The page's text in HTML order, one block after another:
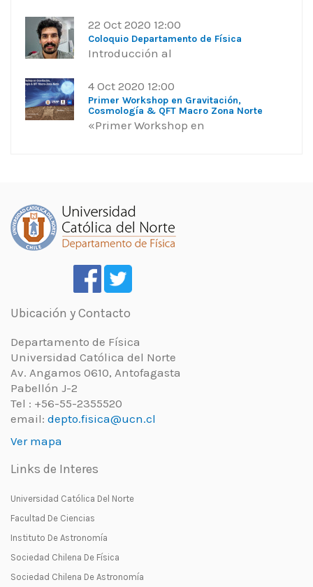
22 Oct 2020 12:00
Coloquio Departamento de Física
Introducción al
4 Oct 2020 12:00
Primer Workshop en Gravitación,
Cosmología & QFT Macro Zona Norte
«Primer Workshop en
Ubicación y Contacto
Departamento de Física
Universidad Católica del Norte
Av. Angamos 0610, Antofagasta
Pabellón J-2
Tel : +56-55-2355520
email: depto.fisica@ucn.cl
Ver mapa
Links de Interes
Universidad Católica Del Norte
Facultad De Ciencias
Instituto De Astronomía
Sociedad Chilena De Física
Sociedad Chilena De Astronomía